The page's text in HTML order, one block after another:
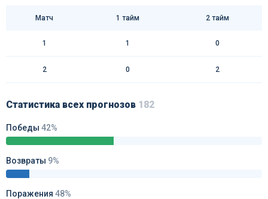
Матч 1 тайм 2 тайм
1 1 0
2 0 2
Статистика всех прогнозов 182
Победы 42%
Возвраты 9%
Поражения 48%